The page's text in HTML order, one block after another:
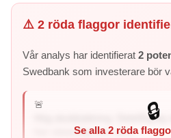
⚠️ 2 röda flaggor
Vår analys har identifierat 2
Swedbank som investerare bör
🚨
Hög skuldsättning: Debt/Equity
har väsentligt mer skul...
🔒
Se alla 2 röda